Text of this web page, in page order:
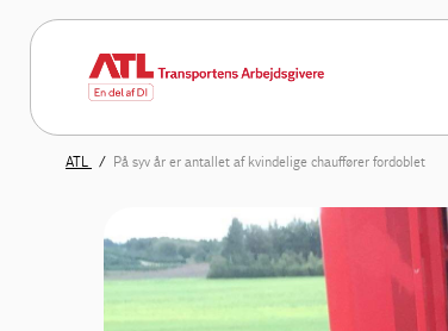
ATL På syv år er antallet af kvindelige chauffører fordoblet